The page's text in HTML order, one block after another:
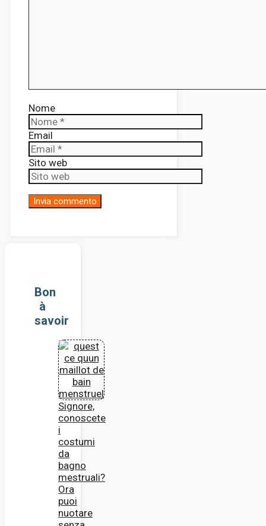
Nome
Email
Sito web
Bon
à
savoir
Signore,
conoscete
i
costumi
da
bagno
mestruali?
Ora
puoi
nuotare